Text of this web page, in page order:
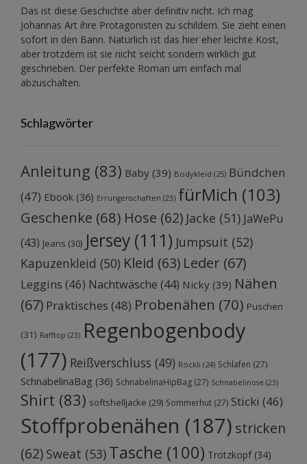
Das ist diese Geschichte aber definitiv nicht. Ich mag
Johannas Art ihre Protagonisten zu schildern. Sie zieht einen
sofort in den Bann. Natürlich ist das hier eher leichte Kost,
aber trotzdem ist sie nicht seicht sondern wirklich gut
geschrieben. Der perfekte Roman um einfach mal
abzuschalten.
Schlagwörter
Anleitung (83) Baby (39) Bodykleid (25) Bündchen
(47) Ebook (36) Errungenschaften (23) fürMich (103)
Geschenke (68) Hose (62) Jacke (51) JaWePu
(43) Jeans (30) Jersey (111) Jumpsuit (52)
Kapuzenkleid (50) Kleid (63) Leder (67)
Leggins (46) Nachtwäsche (44) Nicky (39) Nähen
(67) Praktisches (48) Probenähen (70) Puschen
(31) Rafftop (23) Regenbogenbody
(177) Reißverschluss (49) Röckli (24) Schlafen (27)
SchnabelinaBag (36) SchnabelinaHipBag (27) Schnabelinose (23)
Shirt (83) softshelljacke (29) Sommerhut (27) Sticki (46)
Stoffprobenähen (187) stricken
(62) Sweat (53) Tasche (100) Trotzkopf(34)